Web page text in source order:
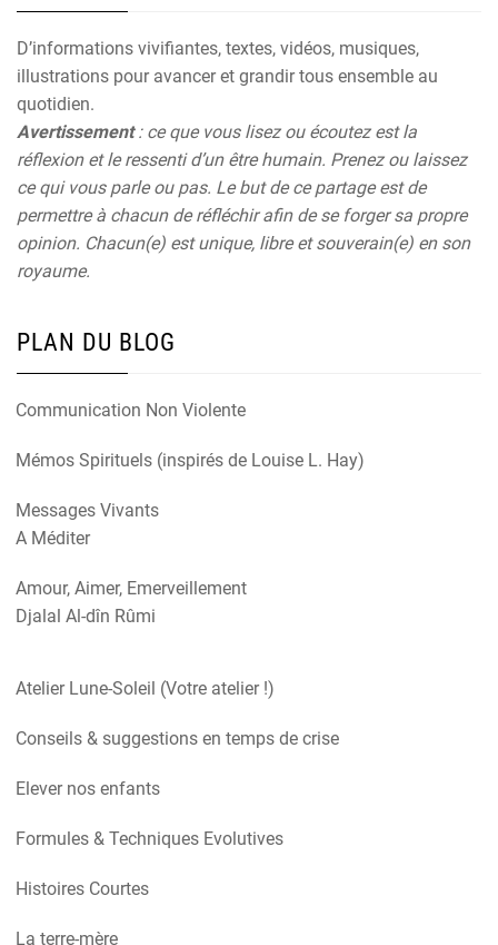
D’informations vivifiantes, textes, vidéos, musiques,
illustrations pour avancer et grandir tous ensemble au
quotidien.
Avertissement: ce que vous lisez ou écoutez est la
réflexion et le ressenti d’un être humain. Prenez ou laissez
ce qui vous parle ou pas. Le but de ce partage est de
permettre à chacun de réfléchir afin de se forger sa propre
opinion. Chacun(e) est unique, libre et souverain(e) en son
royaume.
PLAN DU BLOG
Communication Non Violente
Mémos Spirituels (inspirés de Louise L. Hay)
Messages Vivants
A Méditer
Amour, Aimer, Emerveillement
Djalal Al-dîn Rûmi
Atelier Lune-Soleil (Votre atelier !)
Conseils & suggestions en temps de crise
Elever nos enfants
Formules & Techniques Evolutives
Histoires Courtes
La terre-mère